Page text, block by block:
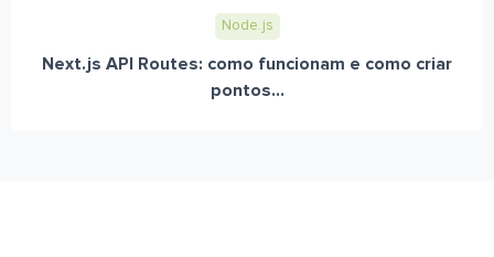
Node.js
Next.js API Routes: como funcionam e como criar
pontos...